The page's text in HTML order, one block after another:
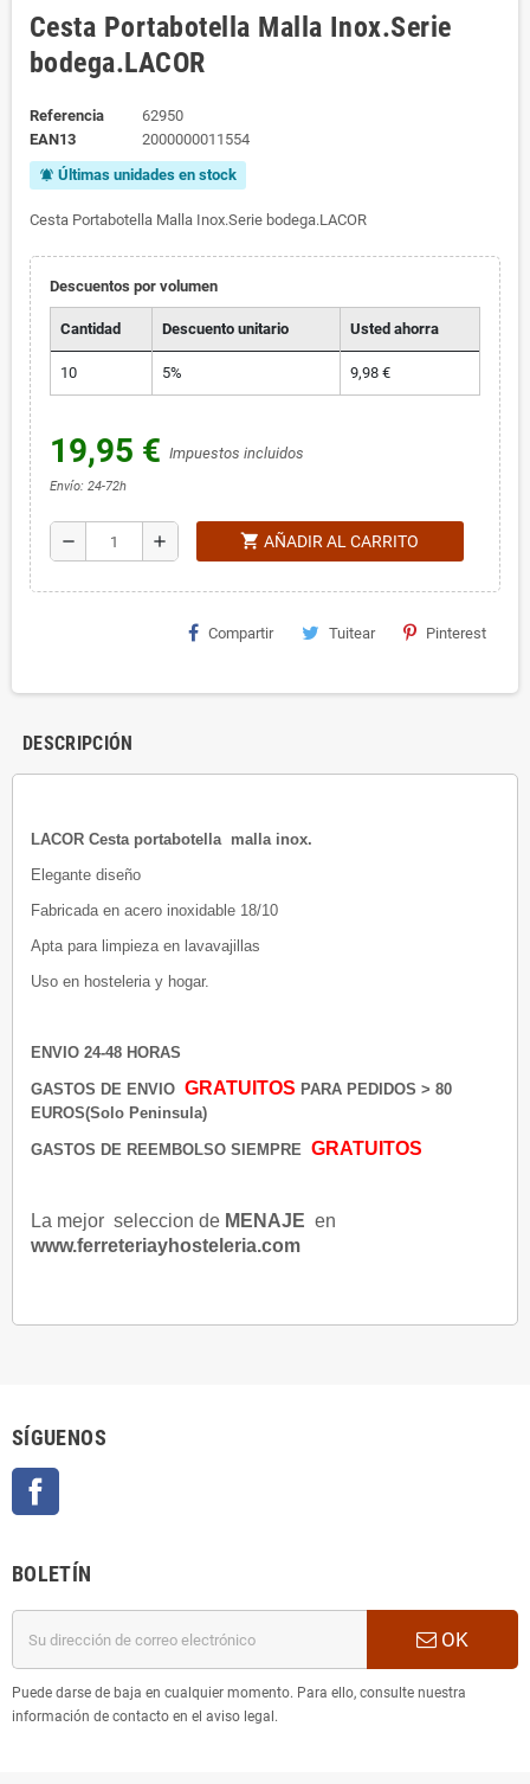
Cesta Portabotella Malla Inox.Serie
bodega.LACOR
Referencia
62950
EAN13
2000000011554
notifications_active Últimas unidades en stock
Cesta Portabotella Malla Inox.Serie bodega.LACOR
Descuentos por volumen
Cantidad Descuento unitario Usted ahorra
10 5% 9,98 €
19,95 € Impuestos incluidos
Envío: 24-72h
remove add shopping_cart AÑADIR AL CARRITO
Compartir Tuitear Pinterest
DESCRIPCIÓN
LACOR Cesta portabotella malla inox.
Elegante diseño
Fabricada en acero inoxidable 18/10
Apta para limpieza en lavavajillas
Uso en hosteleria y hogar.
ENVIO 24-48 HORAS
GASTOS DE ENVIO GRATUITOS PARA PEDIDOS > 80
EUROS(Solo Peninsula)
GASTOS DE REEMBOLSO SIEMPRE GRATUITOS
La mejor seleccion de MENAJE en
www.ferreteriayhosteleria.com
SÍGUENOS
BOLETÍN
OK
Puede darse de baja en cualquier momento. Para ello, consulte nuestra
información de contacto en el aviso legal.